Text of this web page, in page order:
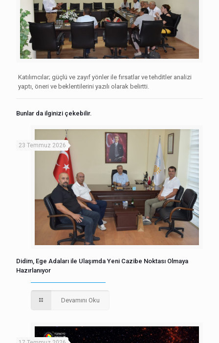
Katılımcılar; güçlü ve zayıf yönler ile fırsatlar ve tehditler analizi
yaptı, öneri ve beklentilerini yazılı olarak belirtti.
Bunlar da ilginizi çekebilir.
23 Temmuz 2026
Didim, Ege Adaları ile Ulaşımda Yeni Cazibe Noktası Olmaya
Hazırlanıyor
Devamını Oku